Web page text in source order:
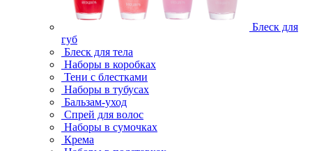
Блеск для
губ
Блеск для тела
Наборы в коробках
Тени с блестками
Наборы в тубусах
Бальзам-уход
Спрей для волос
Наборы в сумочках
Крема